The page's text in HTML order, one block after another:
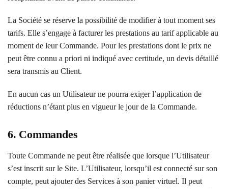
La Société se réserve la possibilité de modifier à tout moment ses
tarifs. Elle s’engage à facturer les prestations au tarif applicable au
moment de leur Commande. Pour les prestations dont le prix ne
peut être connu a priori ni indiqué avec certitude, un devis détaillé
sera transmis au Client.
En aucun cas un Utilisateur ne pourra exiger l’application de
réductions n’étant plus en vigueur le jour de la Commande.
6. Commandes
Toute Commande ne peut être réalisée que lorsque l’Utilisateur
s’est inscrit sur le Site. L’Utilisateur, lorsqu’il est connecté sur son
compte, peut ajouter des Services à son panier virtuel. Il peut